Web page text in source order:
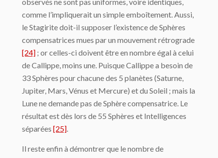
observés ne sont pas uniformes, voire identiques,
comme l’impliquerait un simple emboîtement. Aussi,
le Stagirite doit-il supposer l’existence de Sphères
compensatrices mues par un mouvement rétrograde
[24] ; or celles-ci doivent être en nombre égal à celui
de Callippe, moins une. Puisque Callippe a besoin de
33 Sphères pour chacune des 5 planètes (Saturne,
Jupiter, Mars, Vénus et Mercure) et du Soleil ; mais la
Lune ne demande pas de Sphère compensatrice. Le
résultat est dès lors de 55 Sphères et Intelligences
séparées [25].
Il reste enfin à démontrer que le nombre de